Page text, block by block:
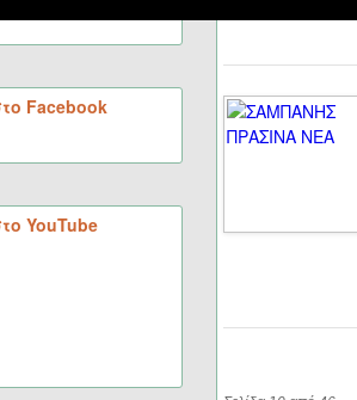
Facebook
YouTube